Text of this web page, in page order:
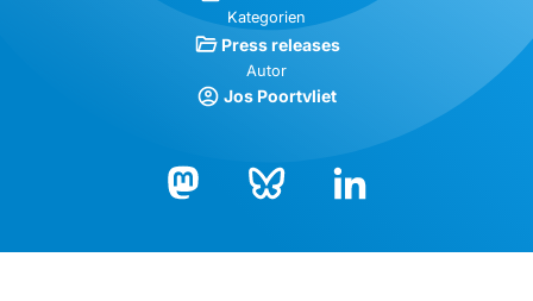
Kategorien
Press releases
Autor
Jos Poortvliet